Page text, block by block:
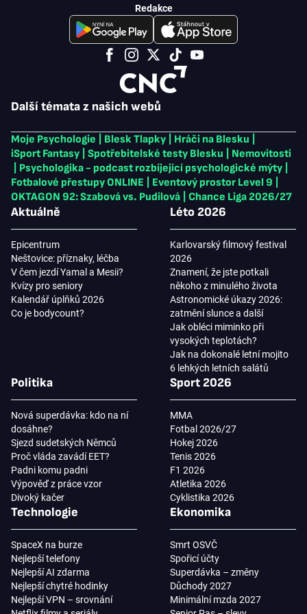
Další témata z našich webů
Moje Psychologie Blesk Tlapky Hráči na Blesku
iSport Fantasy
Spotřebitelské testy Blesku
Nemovitosti
Psychologika - podcast rozbíjející psychologické mýty
Fotbalové přestupy ONLINE
Eventový prostor Level 9
OKTAGON 92: Szabová vs. Pudilová
Chance Liga 2026/27
Aktuálně
Epicentrum
Neštovice: příznaky, léčba
V čem jezdí Yamal a Mesii?
Kvízy pro seniory
Kalendář úplňků 2026
Co je bodycount?
Léto 2026
Karlovarský filmový festival
2026
Znamení, že jste potkali
někoho z minulého života
Astronomické úkazy 2026:
zatmění slunce a další
Jak obléci miminko při
vysokých teplotách?
Jak na dokonalé letní mojito
6 lehkých letních salátů
Politika
Nová superdávka: kdo na ní
dosáhne?
Sjezd sudetských Němců
Proč vláda zavádí EET?
Padni komu padni
Výpověď z práce vzor
Divoký kačer
Sport 2026
MMA
Fotbal 2026/27
Hokej 2026
Tenis 2026
F1 2026
Atletika 2026
Cyklistika 2026
Technologie
SpaceX na burze
Nejlepší telefony
Nejlepší AI zdarma
Nejlepší chytré hodinky
Nejlepší VPN – srovnání
Ekonomika
Smrt OSVČ
Spořicí účty
Superdávka – změny
Důchody 2027
Minimální mzda 2027
Redakce